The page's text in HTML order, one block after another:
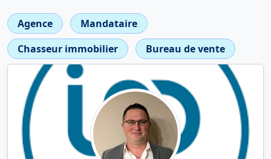
Agence
Mandataire
Chasseur immobilier
Bureau de vente